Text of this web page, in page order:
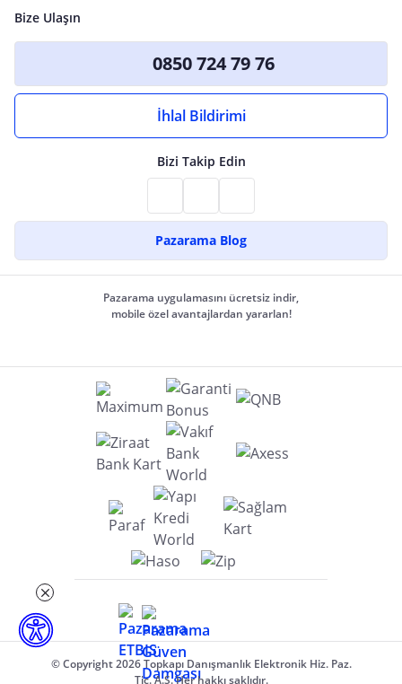
Bize Ulaşın
0850 724 79 76
İhlal Bildirimi
Bizi Takip Edin
Pazarama Blog
Pazarama uygulamasını ücretsiz indir,
mobile özel avantajlardan yararlan!
© Copyright 2026 Topkapı Danışmanlık Elektronik Hiz. Paz.
Tic. A.Ş. Her hakkı saklıdır.